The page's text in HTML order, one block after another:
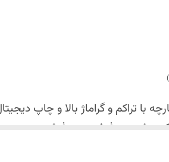
می باشد فقط به صورت جدا گانه
نشود. (بهترین ماده
با تراکم و گراماژ بالا و چاپ
شدن روفرشی روی فرش